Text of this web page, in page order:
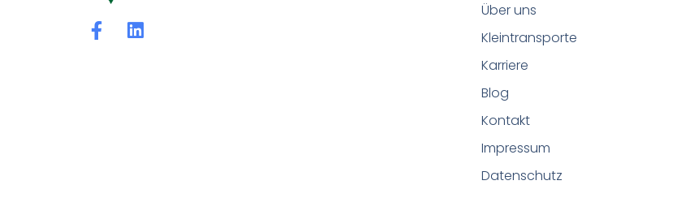
Über uns
Kleintransporte
Karriere
Blog
Kontakt
Impressum
Datenschutz